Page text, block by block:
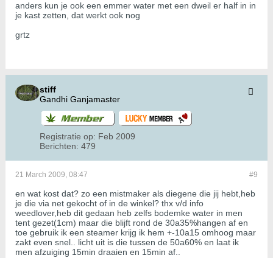
anders kun je ook een emmer water met een dweil er half in in
je kast zetten, dat werkt ook nog
grtz
stiff
Gandhi Ganjamaster
Registratie op: Feb 2009
Berichten: 479
#9
21 March 2009, 08:47
en wat kost dat? zo een mistmaker als diegene die jij hebt,heb
je die via net gekocht of in de winkel? thx v/d info
weedlover,heb dit gedaan heb zelfs bodemke water in men
tent gezet(1cm) maar die blijft rond de 30a35%hangen af en
toe gebruik ik een steamer krijg ik hem +-10a15 omhoog maar
zakt even snel.. licht uit is die tussen de 50a60% en laat ik
men afzuiging 15min draaien en 15min af..